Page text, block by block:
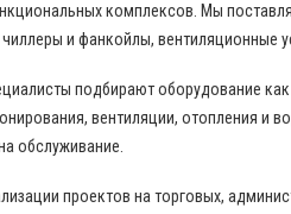
комплексов. Мы
чиллеры и фанкойлы, вентиляционные
подбирают оборудование
вентиляции, отопления и
обслуживание.
проектов на торговых,